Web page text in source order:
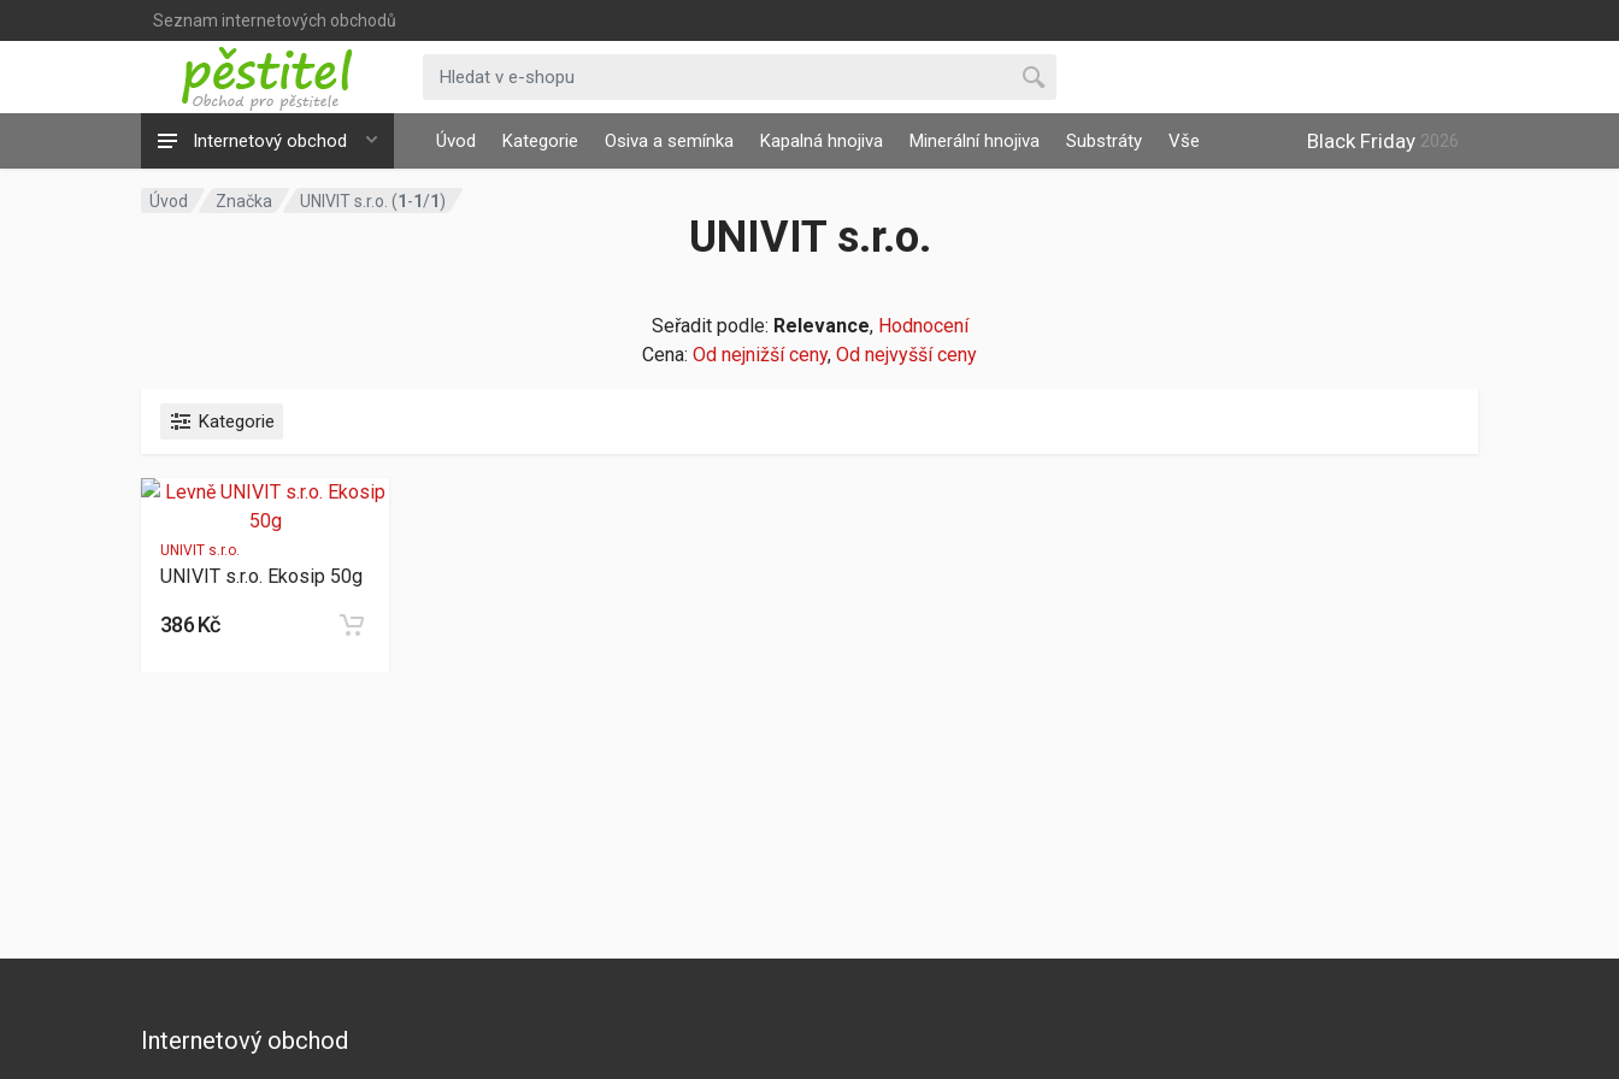
Seznam internetových obchodů
Internetový obchod Úvod Kategorie Osiva a semínka Kapalná hnojiva Minerální hnojiva Substráty Vše Black Friday 2026
Úvod Značka UNIVIT s.r.o. (1-1/1)
UNIVIT s.r.o.
Seřadit podle: Relevance, Hodnocení
Cena: Od nejnižší ceny, Od nejvyšší ceny
Kategorie
UNIVIT s.r.o.
UNIVIT s.r.o. Ekosip 50g
386 Kč
Internetový obchod